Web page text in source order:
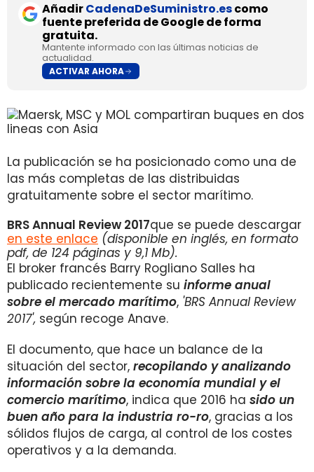
AñadirCadenaDeSuministro.escomo
fuente preferida de Google de forma
gratuita.
Mantente informado con las últimas noticias de
actualidad.
ACTIVAR AHORA
La publicación se ha posicionado como una de
las más completas de las distribuidas
gratuitamente sobre el sector marítimo.
BRS Annual Review 2017que se puede descargar
en este enlace (disponible en inglés, en formato
pdf, de 124 páginas y 9,1 Mb).
El broker francés Barry Rogliano Salles ha
publicado recientemente su informe anual
sobre el mercado marítimo, 'BRS Annual Review
2017', según recoge Anave.
El documento, que hace un balance de la
situación del sector, recopilando y analizando
información sobre la economía mundial y el
comercio marítimo, indica que 2016 ha sido un
buen año para la industria ro-ro, gracias a los
sólidos flujos de carga, al control de los costes
operativos y a la demanda.